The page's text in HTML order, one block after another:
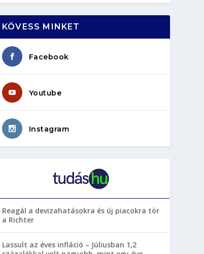
KÖVESS MINKET
Facebook
Youtube
Instagram
Reagál a devizahatásokra és új piacokra tör
a Richter
Lassult az éves infláció – Júliusban 1,2